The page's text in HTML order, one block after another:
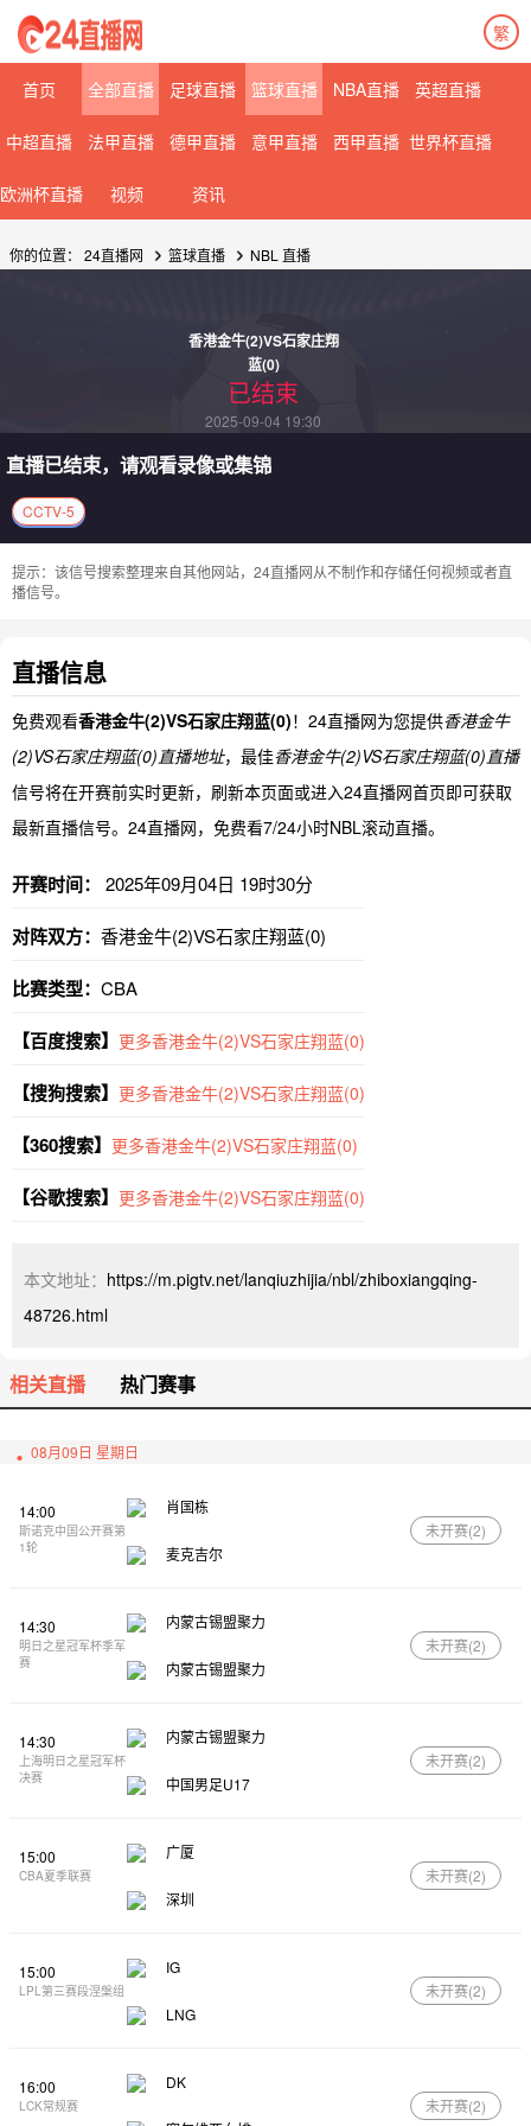
繁
首页 全部直播 足球直播 篮球直播 NBA直播 英超直播
中超直播 法甲直播 德甲直播 意甲直播 西甲直播 世界杯直播
欧洲杯直播 视频 资讯
你的位置： 24直播网 篮球直播 NBL 直播
香港金牛(2)VS石家庄翔
蓝(0)
已结束
2025-09-04 19:30
直播已结束，请观看录像或集锦
CCTV-5
提示：该信号搜索整理来自其他网站，24直播网从不制作和存储任何视频或者直
播信号。
直播信息
免费观看香港金牛(2)VS石家庄翔蓝(0)！24直播网为您提供香港金牛
(2)VS石家庄翔蓝(0)直播地址，最佳香港金牛(2)VS石家庄翔蓝(0)直播
信号将在开赛前实时更新，刷新本页面或进入24直播网首页即可获取
最新直播信号。24直播网，免费看7/24小时NBL滚动直播。
开赛时间： 2025年09月04日 19时30分
对阵双方： 香港金牛(2)VS石家庄翔蓝(0)
比赛类型： CBA
【百度搜索】 更多香港金牛(2)VS石家庄翔蓝(0)
【搜狗搜索】 更多香港金牛(2)VS石家庄翔蓝(0)
【360搜索】 更多香港金牛(2)VS石家庄翔蓝(0)
【谷歌搜索】 更多香港金牛(2)VS石家庄翔蓝(0)
本文地址： https://m.pigtv.net/lanqiuzhijia/nbl/zhiboxiangqing-
48726.html
相关直播 热门赛事
08月09日 星期日
14:00
斯诺克中国公开赛第
1轮
肖国栋
麦克吉尔
未开赛(2)
14:30
明日之星冠军杯季军
赛
内蒙古锡盟聚力
内蒙古锡盟聚力
未开赛(2)
14:30
上海明日之星冠军杯
决赛
内蒙古锡盟聚力
中国男足U17
未开赛(2)
15:00
CBA夏季联赛
广厦
深圳
未开赛(2)
15:00
LPL第三赛段涅槃组
IG
LNG
未开赛(2)
16:00
LCK常规赛
DK
未开赛(2)